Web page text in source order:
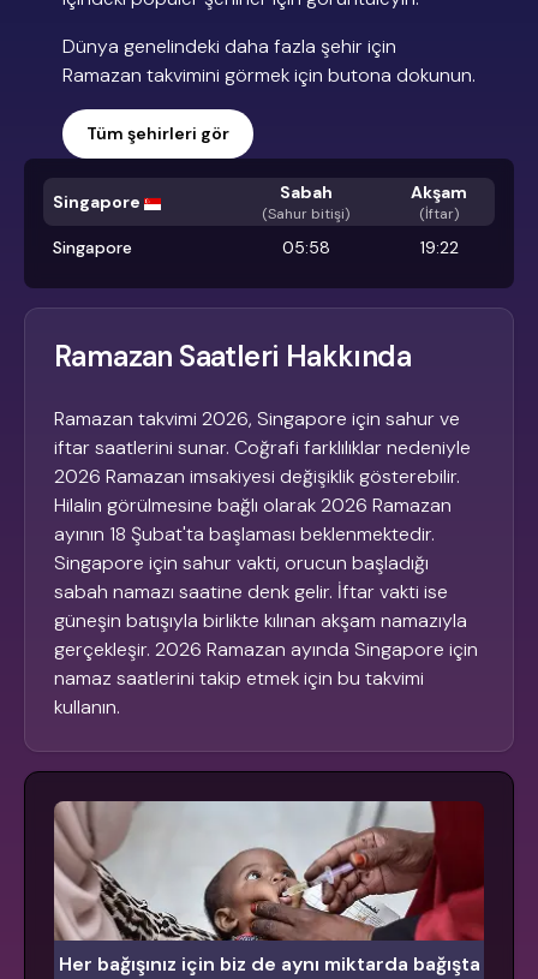
Dünya genelindeki daha fazla şehir için
Ramazan takvimini görmek için butona dokunun.
Tüm şehirleri gör
Singapore Sabah
(Sahur bitişi)
Akşam
(İftar)
Singapore 05:58 19:22
Ramazan Saatleri Hakkında
Ramazan takvimi 2026, Singapore için sahur ve
iftar saatlerini sunar. Coğrafi farklılıklar nedeniyle
2026 Ramazan imsakiyesi değişiklik gösterebilir.
Hilalin görülmesine bağlı olarak 2026 Ramazan
ayının 18 Şubat'ta başlaması beklenmektedir.
Singapore için sahur vakti, orucun başladığı
sabah namazı saatine denk gelir. İftar vakti ise
güneşin batışıyla birlikte kılınan akşam namazıyla
gerçekleşir. 2026 Ramazan ayında Singapore için
namaz saatlerini takip etmek için bu takvimi
kullanın.
Her bağışınız için biz de aynı miktarda bağışta